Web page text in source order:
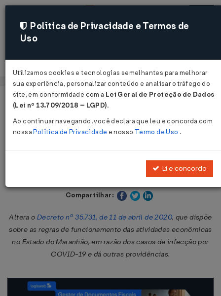
Acessar
Página Inicial Legislações
Decreto Nº 35736 DE 14/04/2020
Publicado no DOE - MA em 14 abr 2020
Compartilhar:
Altera o Decreto nº 35.731, de 11 de abril de 2020, que dispõe
sobre as regras de funcionamento das atividades econômicas
no Estado do Maranhão, em razão dos casos de infecção por
COVID-19 e dá outras providências.
Política de Privacidade e Termos de
Uso
Utilizamos cookies e tecnologias semelhantes para melhorar
sua experiência, personalizar conteúdo e analisar o tráfego do
site, em conformidade com a Lei Geral de Proteção de Dados
(Lei nº 13.709/2018 – LGPD).
Ao continuar navegando, você declara que leu e concorda com
nossaPolítica de Privacidade e nosso Termo de Uso .
Li e concordo